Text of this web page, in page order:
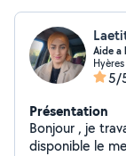
Aide a
5/
Présentation
Bonjour , je
disponible le